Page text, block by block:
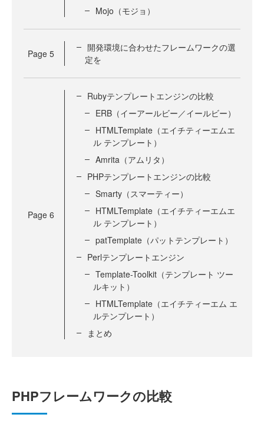
Mojo（モジョ）
Page 5
開発環境に合わせたフレームワークの選
定を
Page 6
Rubyテンプレートエンジンの比較
ERB（イーアールビー／イールビー）
HTMLTemplate（エイチティーエムエ
ル テンプレート）
Amrita（アムリタ）
PHPテンプレートエンジンの比較
Smarty（スマーティー）
HTMLTemplate（エイチティーエムエ
ル テンプレート）
patTemplate（パットテンプレート）
Perlテンプレートエンジン
Template-Toolkit（テンプレート ツー
ルキット）
HTMLTemplate（エイチティーエム エ
ルテンプレート）
まとめ
PHPフレームワークの比較